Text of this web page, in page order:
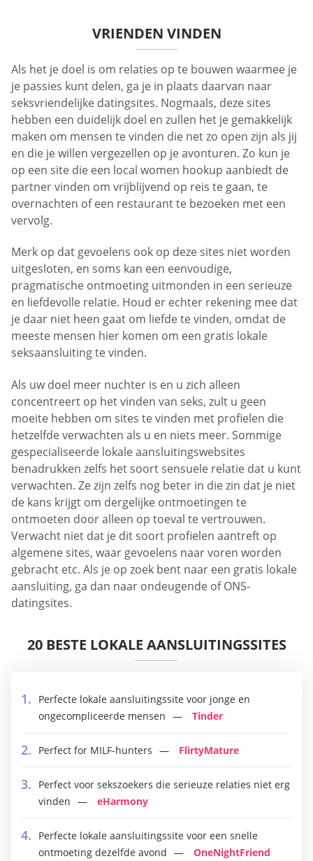
VRIENDEN VINDEN
Als het je doel is om relaties op te bouwen waarmee je
je passies kunt delen, ga je in plaats daarvan naar
seksvriendelijke datingsites. Nogmaals, deze sites
hebben een duidelijk doel en zullen het je gemakkelijk
maken om mensen te vinden die net zo open zijn als jij
en die je willen vergezellen op je avonturen. Zo kun je
op een site die een local women hookup aanbiedt de
partner vinden om vrijblijvend op reis te gaan, te
overnachten of een restaurant te bezoeken met een
vervolg.
Merk op dat gevoelens ook op deze sites niet worden
uitgesloten, en soms kan een eenvoudige,
pragmatische ontmoeting uitmonden in een serieuze
en liefdevolle relatie. Houd er echter rekening mee dat
je daar niet heen gaat om liefde te vinden, omdat de
meeste mensen hier komen om een gratis lokale
seksaansluiting te vinden.
Als uw doel meer nuchter is en u zich alleen
concentreert op het vinden van seks, zult u geen
moeite hebben om sites te vinden met profielen die
hetzelfde verwachten als u en niets meer. Sommige
gespecialiseerde lokale aansluitingswebsites
benadrukken zelfs het soort sensuele relatie dat u kunt
verwachten. Ze zijn zelfs nog beter in die zin dat je niet
de kans krijgt om dergelijke ontmoetingen te
ontmoeten door alleen op toeval te vertrouwen.
Verwacht niet dat je dit soort profielen aantreft op
algemene sites, waar gevoelens naar voren worden
gebracht etc. Als je op zoek bent naar een gratis lokale
aansluiting, ga dan naar ondeugende of ONS-
datingsites.
20 BESTE LOKALE AANSLUITINGSSITES
Perfecte lokale aansluitingssite voor jonge en
ongecompliceerde mensen
Tinder
Perfect for MILF-hunters FlirtyMature
Perfect voor sekszoekers die serieuze relaties niet erg
vinden
eHarmony
Perfecte lokale aansluitingssite voor een snelle
ontmoeting dezelfde avond
OneNightFriend